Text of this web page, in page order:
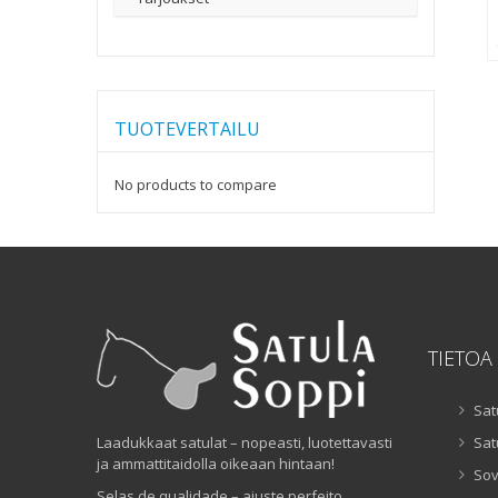
TUOTEVERTAILU
No products to compare
Laadukkaat satulat – nopeasti, luotettavasti
ja ammattitaidolla oikeaan hintaan!
TIETOA